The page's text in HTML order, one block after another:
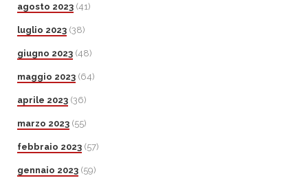
agosto 2023 (41)
luglio 2023 (38)
giugno 2023 (48)
maggio 2023 (64)
aprile 2023 (36)
marzo 2023 (55)
febbraio 2023 (57)
gennaio 2023 (59)